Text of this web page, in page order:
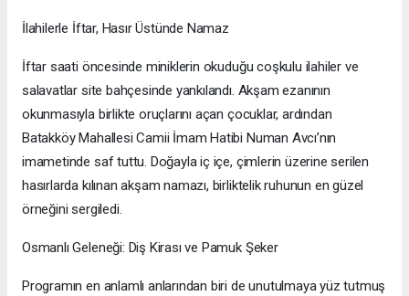
​İlahilerle İftar, Hasır Üstünde Namaz
​İftar saati öncesinde miniklerin okuduğu coşkulu ilahiler ve
salavatlar site bahçesinde yankılandı. Akşam ezanının
okunmasıyla birlikte oruçlarını açan çocuklar, ardından
Batakköy Mahallesi Camii İmam Hatibi Numan Avcı’nın
imametinde saf tuttu. Doğayla iç içe, çimlerin üzerine serilen
hasırlarda kılınan akşam namazı, birliktelik ruhunun en güzel
örneğini sergiledi.
​Osmanlı Geleneği: Diş Kirası ve Pamuk Şeker
​Programın en anlamlı anlarından biri de unutulmaya yüz tutmuş